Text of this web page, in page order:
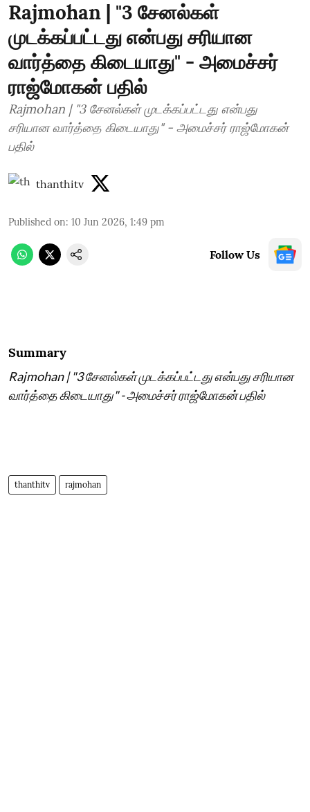
Rajmohan | "3 சேனல்கள்
முடக்கப்பட்டது என்பது சரியான
வார்த்தை கிடையாது" - அமைச்சர்
ராஜ்மோகன் பதில்
Rajmohan | "3 சேனல்கள் முடக்கப்பட்டது என்பது
சரியான வார்த்தை கிடையாது" - அமைச்சர் ராஜ்மோகன்
பதில்
thanthitv
Published on: 10 Jun 2026, 1:49 pm
Follow Us
Summary
Rajmohan | "3 சேனல்கள் முடக்கப்பட்டது என்பது சரியான
வார்த்தை கிடையாது" - அமைச்சர் ராஜ்மோகன் பதில்
thanthitv rajmohan